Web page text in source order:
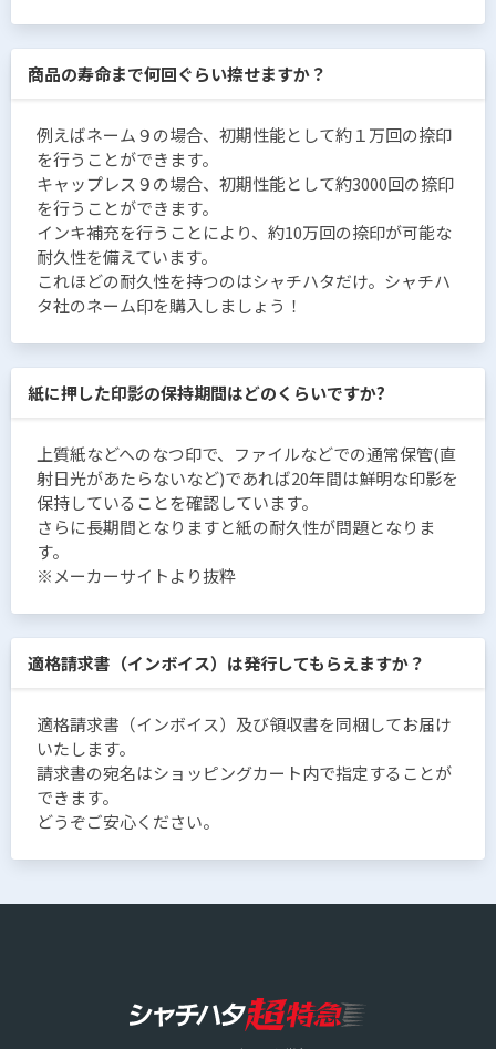
商品の寿命まで何回ぐらい捺せますか？
例えばネーム９の場合、初期性能として約１万回の捺印
を行うことができます。
キャップレス９の場合、初期性能として約3000回の捺印
を行うことができます。
インキ補充を行うことにより、約10万回の捺印が可能な
耐久性を備えています。
これほどの耐久性を持つのはシャチハタだけ。シャチハ
タ社のネーム印を購入しましょう！
紙に押した印影の保持期間はどのくらいですか?
上質紙などへのなつ印で、ファイルなどでの通常保管(直
射日光があたらないなど)であれば20年間は鮮明な印影を
保持していることを確認しています。
さらに長期間となりますと紙の耐久性が問題となりま
す。
※メーカーサイトより抜粋
適格請求書（インボイス）は発行してもらえますか？
適格請求書（インボイス）及び領収書を同梱してお届け
いたします。
請求書の宛名はショッピングカート内で指定することが
できます。
どうぞご安心ください。